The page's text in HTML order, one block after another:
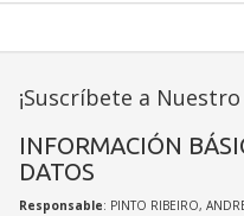
¡Suscríbete a
INFORMACIÓN
DATOS
Responsable: PINTO RIBEIRO,